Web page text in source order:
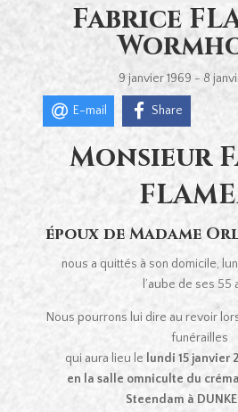
Fabrice
9 janvier 1969 - 8
E-mail Share
Monsieur
époux de Madame
nous a quittés à son domicile,
l’aube de ses 55
Nous pourrons lui dire au revoir
funérailles
qui aura lieu le lundi 15 janvier
en la salle omniculte du
Steendam à